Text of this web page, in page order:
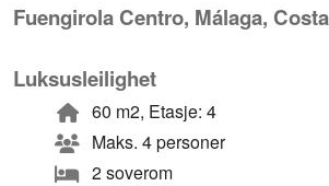
Fuengirola Centro, Málaga,
Luksusleilighet
60 m2, Etasje: 4
Maks. 4 personer
2 soverom